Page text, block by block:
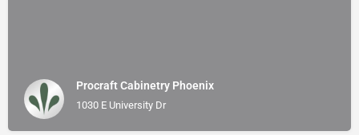
Procraft Cabinetry Phoenix
1030 E University Dr